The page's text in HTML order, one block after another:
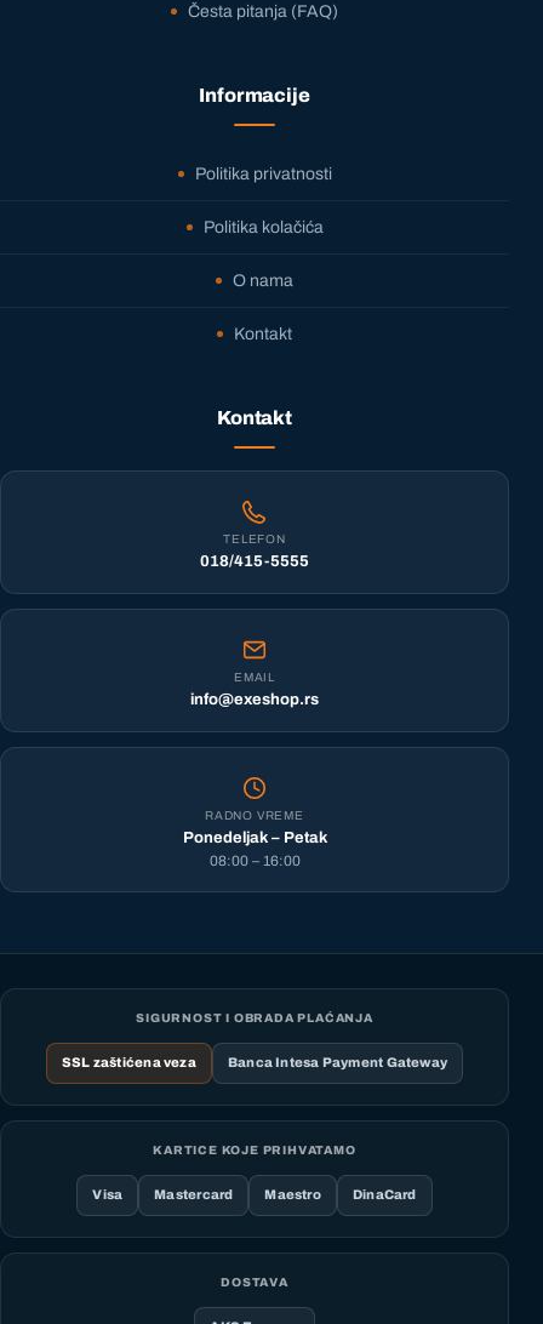
Česta pitanja (FAQ)
Informacije
Politika privatnosti
Politika kolačića
O nama
Kontakt
Kontakt
TELEFON
018/415-5555
EMAIL
info@exeshop.rs
RADNO VREME
Ponedeljak – Petak
08:00 – 16:00
SIGURNOST I OBRADA PLAĆANJA
SSL zaštićena veza Banca Intesa Payment Gateway
KARTICE KOJE PRIHVATAMO
Visa Mastercard Maestro DinaCard
DOSTAVA